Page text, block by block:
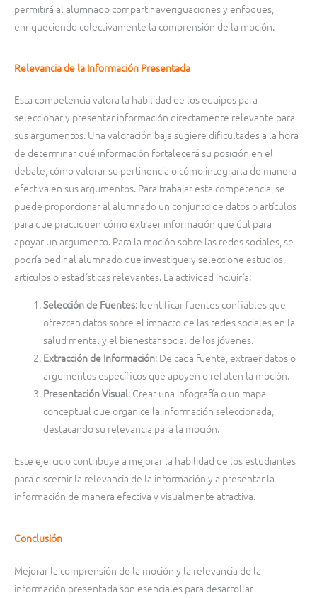
permitirá al alumnado compartir averiguaciones y enfoques,
enriqueciendo colectivamente la comprensión de la moción.
Relevancia de la Información Presentada
Esta competencia valora la habilidad de los equipos para
seleccionar y presentar información directamente relevante para
sus argumentos. Una valoración baja sugiere dificultades a la hora
de determinar qué información fortalecerá su posición en el
debate, cómo valorar su pertinencia o cómo integrarla de manera
efectiva en sus argumentos. Para trabajar esta competencia, se
puede proporcionar al alumnado un conjunto de datos o artículos
para que practiquen cómo extraer información que útil para
apoyar un argumento. Para la moción sobre las redes sociales, se
podría pedir al alumnado que investigue y seleccione estudios,
artículos o estadísticas relevantes. La actividad incluiría:
Selección de Fuentes: Identificar fuentes confiables que
ofrezcan datos sobre el impacto de las redes sociales en la
salud mental y el bienestar social de los jóvenes.
Extracción de Información: De cada fuente, extraer datos o
argumentos específicos que apoyen o refuten la moción.
Presentación Visual: Crear una infografía o un mapa
conceptual que organice la información seleccionada,
destacando su relevancia para la moción.
Este ejercicio contribuye a mejorar la habilidad de los estudiantes
para discernir la relevancia de la información y a presentar la
información de manera efectiva y visualmente atractiva.
Conclusión
Mejorar la comprensión de la moción y la relevancia de la
información presentada son esenciales para desarrollar